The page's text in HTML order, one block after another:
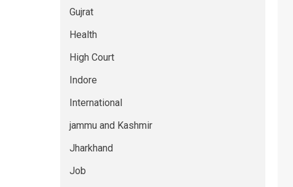
Gujrat
Health
High Court
Indore
International
jammu and Kashmir
Jharkhand
Job